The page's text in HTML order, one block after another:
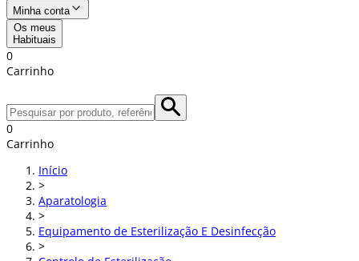
Minha conta
Os meus
Habituais
0
Carrinho
0
Carrinho
Início
>
Aparatologia
>
Equipamento de Esterilização E Desinfecção
>